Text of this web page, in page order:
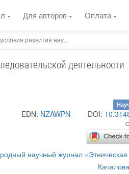
Для авторов Оплата
развития нау...
деятельности
EDN: NZAWPN DOI:
научный журнал «Этническая